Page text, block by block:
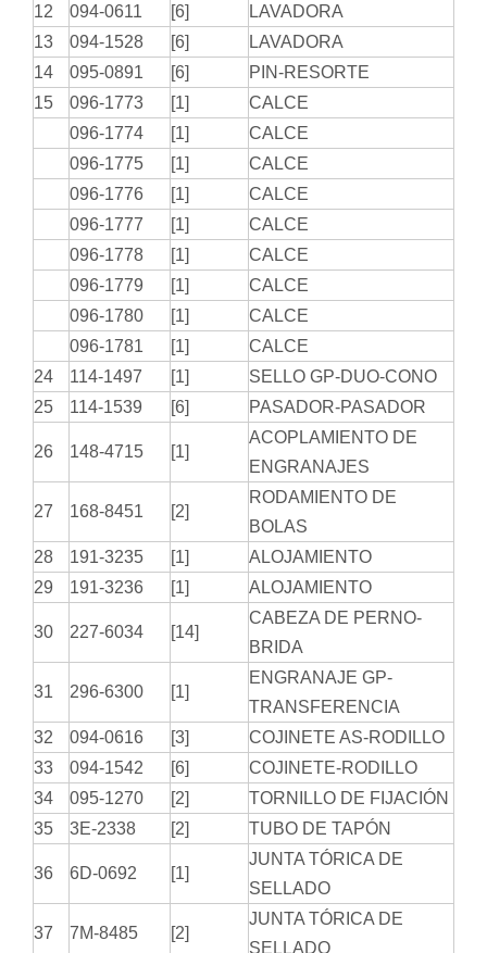
12
094-0611 [6]
LAVADORA
13
094-1528 [6]
LAVADORA
14
095-0891 [6]
PIN-RESORTE
15
096-1773 [1]
CALCE
096-1774
[1]
CALCE
096-1775
[1]
CALCE
096-1776
[1]
CALCE
096-1777
[1]
CALCE
096-1778
[1]
CALCE
096-1779
[1]
CALCE
096-1780
[1]
CALCE
096-1781
[1]
CALCE
24
114-1497 [1]
SELLO GP-DUO-CONO
25
114-1539 [6] PASADOR-PASADOR
26 148-4715 [1]
ACOPLAMIENTO DE
ENGRANAJES
27 168-8451 [2]
RODAMIENTO DE
BOLAS
28
191-3235 [1]
ALOJAMIENTO
29
191-3236 [1] ALOJAMIENTO
30 227-6034 [14]
CABEZA DE PERNO-
BRIDA
31 296-6300 [1]
ENGRANAJE GP-
TRANSFERENCIA
32
094-0616 [3]
COJINETE AS-RODILLO
33
094-1542 [6]
COJINETE-RODILLO
34
095-1270 [2]
TORNILLO DE FIJACIÓN
35
3E-2338 [2] TUBO DE TAPÓN
36 6D-0692 [1]
JUNTA TÓRICA DE
SELLADO
37 7M-8485 [2]
JUNTA TÓRICA DE
SELLADO